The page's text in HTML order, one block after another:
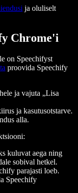
ja oluliselt
Chrome'i
on Speechifyst
proovida Speechify
ja vajuta „Lisa
ja kasutusotstarve.
alla.
kuluvat aega ning
sobival hetkel.
parajasti loeb.
Speechify